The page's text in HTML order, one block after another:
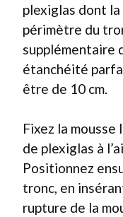
plexiglas dont
périmètre du
supplémentaire
étanchéité
être de 10 cm.
Fixez la mousse
de plexiglas à
Positionnez
tronc, en
rupture de la